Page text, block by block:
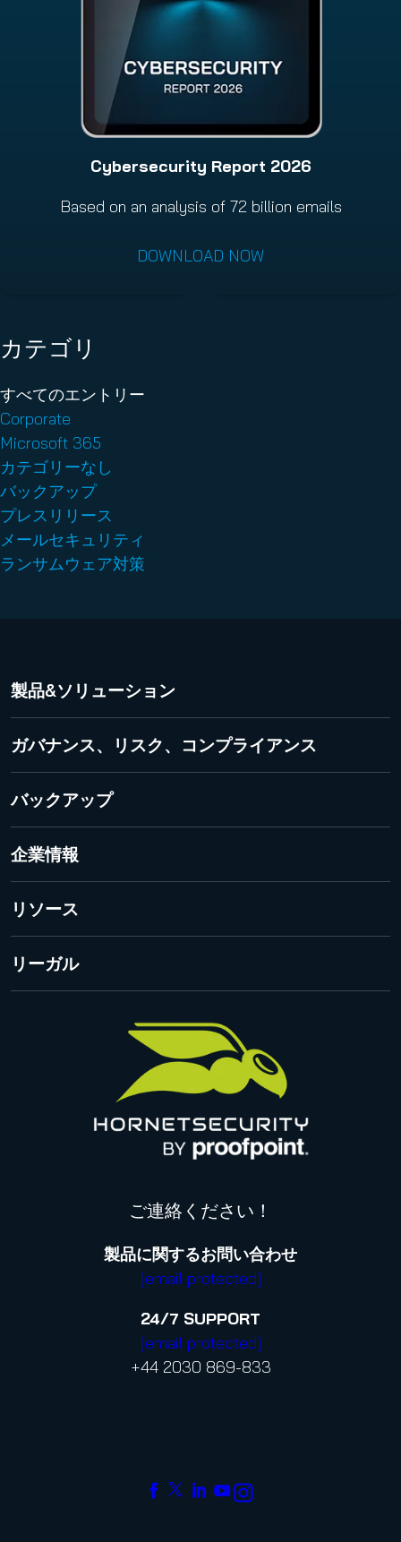
Cybersecurity Report 2026
Based on an analysis of 72 billion emails
DOWNLOAD NOW
カテゴリ
すべてのエントリー
Corporate
Microsoft 365
カテゴリーなし
バックアップ
プレスリリース
メールセキュリティ
ランサムウェア対策
製品&ソリューション
DMARC Manager
Security Awareness Service
Vade for M365 Email Security
ガバナンス、リスク、コンプライアンス
365 Permission Manager
バックアップ
365 Total Backup
企業情報
私たちについて
グローバル拠点
プレスリリース
リソース
Hornetsecurityブログ
リーガル
連絡先情報におけるプライバシーポリシー
ご連絡ください！
製品に関するお問い合わせ
[email protected]
24/7 SUPPORT
[email protected]
+44 2030 869-833